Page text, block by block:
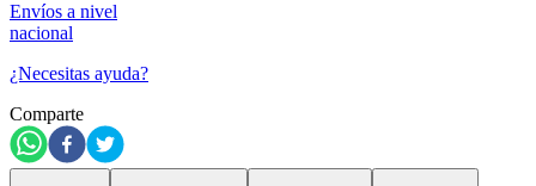
Envíos a nivel
nacional
¿Necesitas ayuda?
Comparte